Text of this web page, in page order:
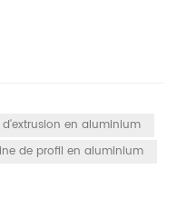
d'extrusion en aluminium
de profil en aluminium